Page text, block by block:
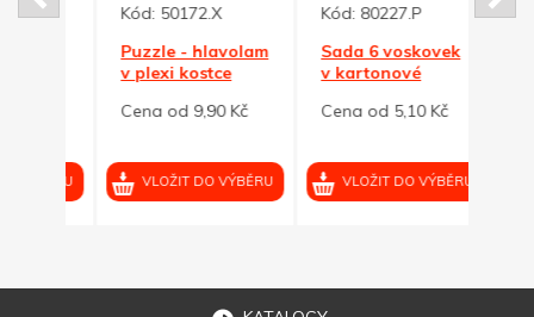
Kód:50172.X
Puzzle - hlavolam
v plexi kostce
Cena od 9,90 Kč
VLOŽIT DO VÝBĚRU
Kód:80227.P
Sada 6 voskovek
v kartonové
Cena od 5,10 Kč
VLOŽIT DO VÝBĚRU
Kód: